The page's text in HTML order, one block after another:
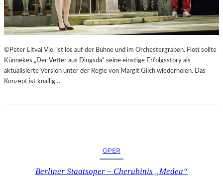
©Peter Litvai Viel ist los auf der Bühne und im Orchestergraben. Flott sollte
Künnekes „Der Vetter aus Dingsda“ seine einstige Erfolgsstory als
aktualisierte Version unter der Regie von Margit Gilch wiederholen. Das
Konzept ist knallig…
OPER
Berliner Staatsoper – Cherubinis „Medea“